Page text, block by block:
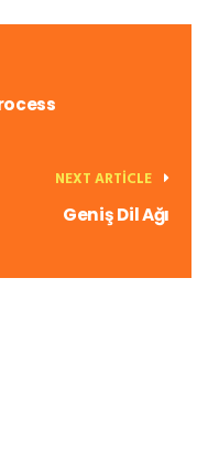
NEXT ARTICLE
Geniş Dil Ağı